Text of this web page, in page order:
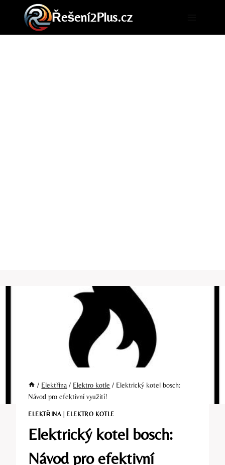
Přeskočit
obsah
Řešení2Plus.cz
/ Elektřina / Elektro kotle / Elektrický kotel bosch:
Návod pro efektivní využití!
ELEKTŘINA ELEKTRO KOTLE
Elektrický kotel bosch:
Návod pro efektivní